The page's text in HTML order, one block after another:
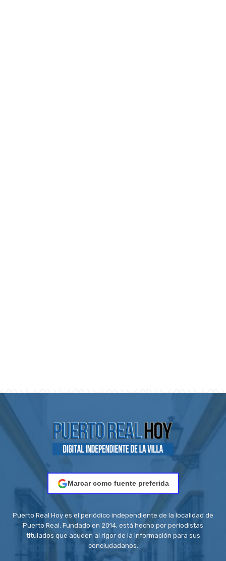
Marcar como fuente preferida
Puerto Real Hoy es el periódico independiente de la localidad de
Puerto Real. Fundado en 2014, está hecho por periodistas
titulados que acuden al rigor de la información para sus
conciudadanos.